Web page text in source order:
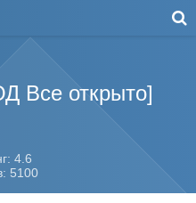
Все открыто]
4.6
5100